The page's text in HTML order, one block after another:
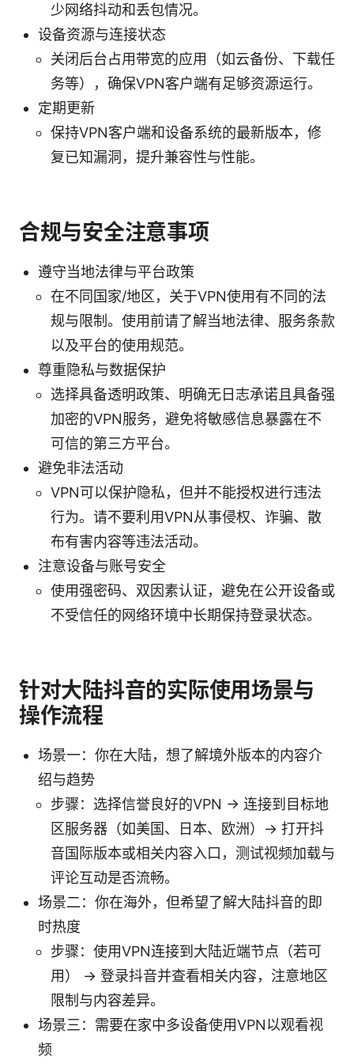
少网络抖动和丢包情况。
设备资源与连接状态
关闭后台占用带宽的应用（如云备份、下载任
务等），确保VPN客户端有足够资源运行。
定期更新
保持VPN客户端和设备系统的最新版本，修
复已知漏洞，提升兼容性与性能。
合规与安全注意事项
遵守当地法律与平台政策
在不同国家/地区，关于VPN使用有不同的法
规与限制。使用前请了解当地法律、服务条款
以及平台的使用规范。
尊重隐私与数据保护
选择具备透明政策、明确无日志承诺且具备强
加密的VPN服务，避免将敏感信息暴露在不
可信的第三方平台。
避免非法活动
VPN可以保护隐私，但并不能授权进行违法
行为。请不要利用VPN从事侵权、诈骗、散
布有害内容等违法活动。
注意设备与账号安全
使用强密码、双因素认证，避免在公开设备或
不受信任的网络环境中长期保持登录状态。
针对大陆抖音的实际使用场景与
操作流程
场景一：你在大陆，想了解境外版本的内容介
绍与趋势
步骤：选择信誉良好的VPN → 连接到目标地
区服务器（如美国、日本、欧洲）→ 打开抖
音国际版本或相关内容入口，测试视频加载与
评论互动是否流畅。
场景二：你在海外，但希望了解大陆抖音的即
时热度
步骤：使用VPN连接到大陆近端节点（若可
用） → 登录抖音并查看相关内容，注意地区
限制与内容差异。
场景三：需要在家中多设备使用VPN以观看视
频